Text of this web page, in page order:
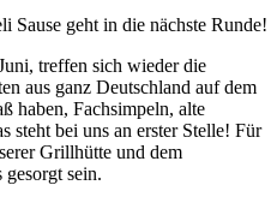
Sause geht in die nächste Runde!
treffen sich wieder die
aus ganz Deutschland auf dem
haben, Fachsimpeln, alte
steht bei uns an erster Stelle! Für
Grillhütte und dem
gesorgt sein.